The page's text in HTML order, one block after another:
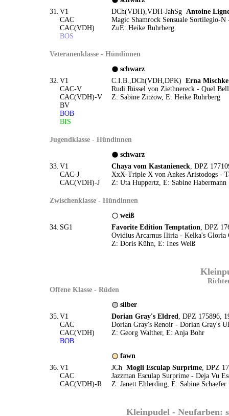
31. V1
CAC
CAC(VDH)
BOS
DCh(VDH),VDH-JahSg Antoine
Magic Shamrock Sensuale Sortilegio-
ZuE: Heike Ruhrberg
Veteranenklasse - Hündinnen
schwarz
32. V1
CAC-V
CAC(VDH)-V
BV
BOB
BIS
C.I.B.,DCh(VDH,DPK) Erna
Rudi Rüssel von Ziethnereck - Quel
Z: Sabine Zitzow, E: Heike Ruhrberg
Jugendklasse - Hündinnen
schwarz
33. V1
CAC-J
CAC(VDH)-J
Chaya vom Kastanieneck, DPZ
XxX-Triple X von Ankes Aristodogs -
Z: Uta Huppertz, E: Sabine Habermann
Zwischenklasse - Hündinnen
weiß
34. SG1 Favorite Edition Temptation, DPZ
Ovidius Arcarnus Iliria - Kelka's Gloria
Z: Doris Kühn, E: Ines Weiß
Offene Klasse - Rüden
silber
35. V1
CAC
CAC(VDH)
BOB
Dorian Gray's Eldred, DPZ 175896,
Dorian Gray's Renoir - Dorian Gray's
Z: Georg Walther, E: Anja Bohr
fawn
36. V1
CAC
CAC(VDH)-R
JCh Mogli Esculap Surprime, DPZ
Jazzman Esculap Surprime - Deja Vu
Z: Janett Ehlerding, E: Sabine Schaefer
Kleinpudel - Neufarben: